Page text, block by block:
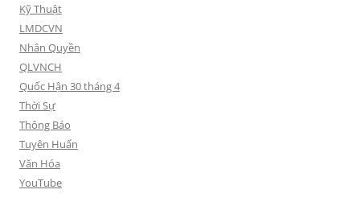
Kỹ Thuật
LMDCVN
Nhân Quyền
QLVNCH
Quốc Hận 30 tháng 4
Thời Sự
Thông Báo
Tuyên Huấn
Văn Hóa
YouTube